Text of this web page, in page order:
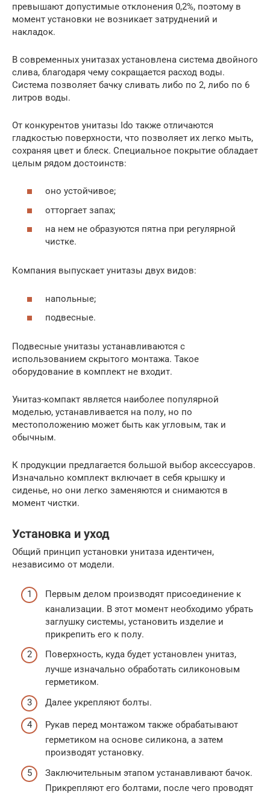
превышают допустимые отклонения 0,2%, поэтому в
момент установки не возникает затруднений и
накладок.
В современных унитазах установлена система двойного
слива, благодаря чему сокращается расход воды.
Система позволяет бачку сливать либо по 2, либо по 6
литров воды.
От конкурентов унитазы Ido также отличаются
гладкостью поверхности, что позволяет их легко мыть,
сохраняя цвет и блеск. Специальное покрытие обладает
целым рядом достоинств:
оно устойчивое;
отторгает запах;
на нем не образуются пятна при регулярной
чистке.
Компания выпускает унитазы двух видов:
напольные;
подвесные.
Подвесные унитазы устанавливаются с
использованием скрытого монтажа. Такое
оборудование в комплект не входит.
Унитаз-компакт является наиболее популярной
моделью, устанавливается на полу, но по
местоположению может быть как угловым, так и
обычным.
К продукции предлагается большой выбор аксессуаров.
Изначально комплект включает в себя крышку и
сиденье, но они легко заменяются и снимаются в
момент чистки.
Установка и уход
Общий принцип установки унитаза идентичен,
независимо от модели.
Первым делом производят присоединение к
канализации. В этот момент необходимо убрать
заглушку системы, установить изделие и
прикрепить его к полу.
Поверхность, куда будет установлен унитаз,
лучше изначально обработать силиконовым
герметиком.
Далее укрепляют болты.
Рукав перед монтажом также обрабатывают
герметиком на основе силикона, а затем
производят установку.
Заключительным этапом устанавливают бачок.
Прикрепляют его болтами, после чего проводят